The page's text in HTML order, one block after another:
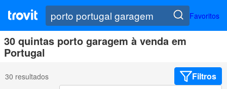
Favoritos
30 quintas porto garagem à venda em
Portugal
30 resultados Filtros